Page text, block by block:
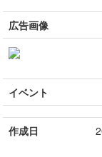
広告画像
イベント
作成日